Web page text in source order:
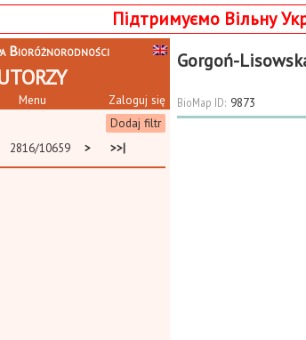
Підтримуємо Вільну
Bioróżnorodności
Zaloguj się
Menu
Dodaj filtr
2816/10659 > >>|
Gorgoń-
BioMap ID: 9873